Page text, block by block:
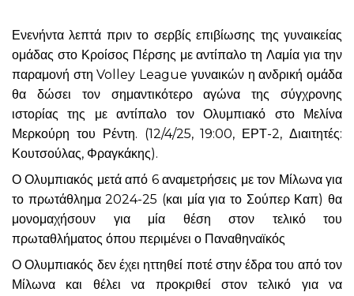
Ενενήντα λεπτά πριν το σερβίς επιβίωσης της γυναικείας
ομάδας στο Κροίσος Πέρσης με αντίπαλο τη Λαμία για την
παραμονή στη Volley League γυναικών η ανδρική ομάδα
θα δώσει τον σημαντικότερο αγώνα της σύγχρονης
ιστορίας της με αντίπαλο τον Ολυμπιακό στο Μελίνα
Μερκούρη του Ρέντη. (12/4/25, 19:00, ΕΡΤ-2, Διαιτητές:
Κουτσούλας, Φραγκάκης).
Ο Ολυμπιακός μετά από 6 αναμετρήσεις με τον Μίλωνα για
το πρωτάθλημα 2024-25 (και μία για το Σούπερ Καπ) θα
μονομαχήσουν για μία θέση στον τελικό του
πρωταθλήματος όπου περιμένει ο Παναθηναϊκός
Ο Ολυμπιακός δεν έχει ηττηθεί ποτέ στην έδρα του από τον
Μίλωνα και θέλει να προκριθεί στον τελικό για να